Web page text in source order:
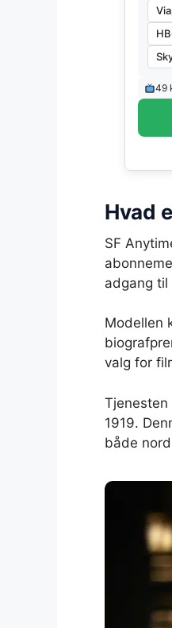
49
Hvad
SF
adgang
Modellen
valg for
1919.
både